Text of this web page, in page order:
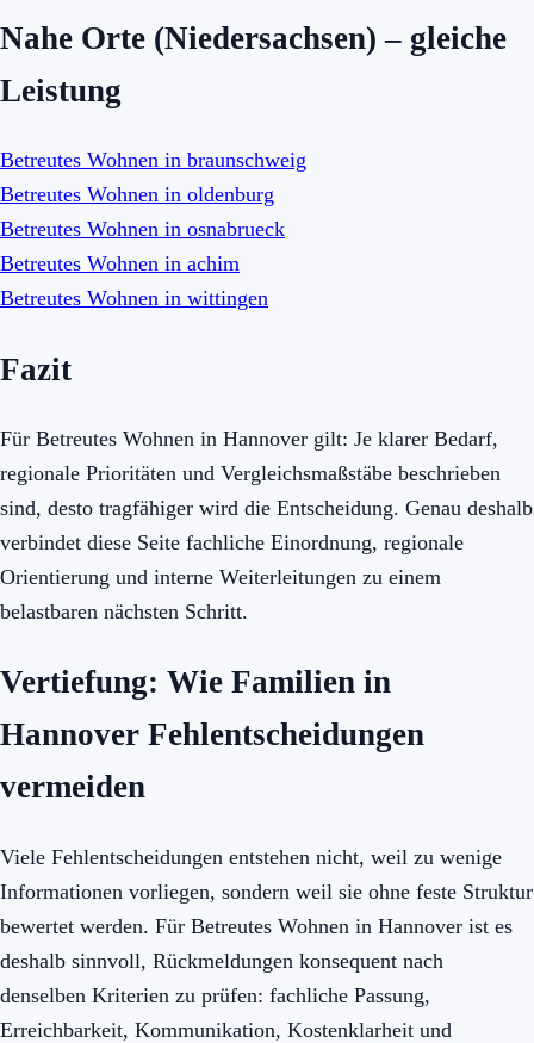
Nahe Orte (Niedersachsen) – gleiche
Leistung
Betreutes Wohnen in braunschweig
Betreutes Wohnen in oldenburg
Betreutes Wohnen in osnabrueck
Betreutes Wohnen in achim
Betreutes Wohnen in wittingen
Fazit
Für Betreutes Wohnen in Hannover gilt: Je klarer Bedarf,
regionale Prioritäten und Vergleichsmaßstäbe beschrieben
sind, desto tragfähiger wird die Entscheidung. Genau deshalb
verbindet diese Seite fachliche Einordnung, regionale
Orientierung und interne Weiterleitungen zu einem
belastbaren nächsten Schritt.
Vertiefung: Wie Familien in
Hannover Fehlentscheidungen
vermeiden
Viele Fehlentscheidungen entstehen nicht, weil zu wenige
Informationen vorliegen, sondern weil sie ohne feste Struktur
bewertet werden. Für Betreutes Wohnen in Hannover ist es
deshalb sinnvoll, Rückmeldungen konsequent nach
denselben Kriterien zu prüfen: fachliche Passung,
Erreichbarkeit, Kommunikation, Kostenklarheit und